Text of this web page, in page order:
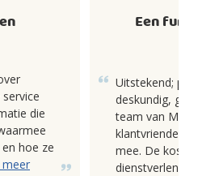
die
hoe ze
meer
Een
Uitstekend;
deskundig,
team van
klantvriendelijk
mee. De